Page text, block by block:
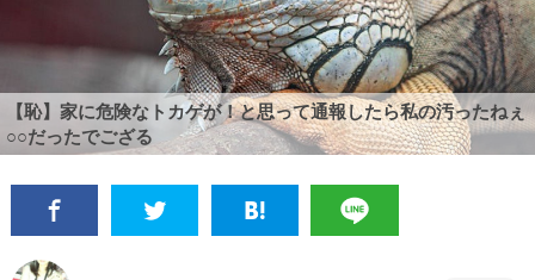
【恥】家に危険なトカゲが！と思って通報したら私の汚ったねぇ
○○だったでござる